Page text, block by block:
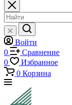
Войти
0
Сравнение
0
Избранное
0 Корзина